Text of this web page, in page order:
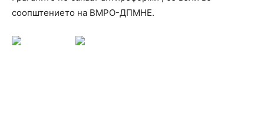
соопштението на ВМРО-ДПМНЕ.